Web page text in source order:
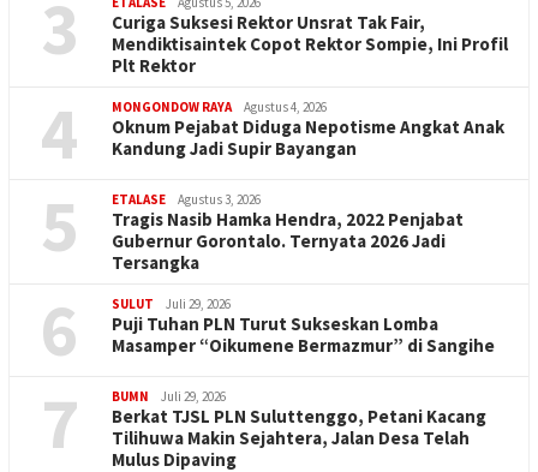
3
Curiga Suksesi Rektor Unsrat Tak Fair,
Mendiktisaintek Copot Rektor Sompie, Ini Profil
Plt Rektor
4 MONGONDOW RAYA Agustus 4, 2026
Oknum Pejabat Diduga Nepotisme Angkat Anak
Kandung Jadi Supir Bayangan
5 ETALASE Agustus 3, 2026
Tragis Nasib Hamka Hendra, 2022 Penjabat
Gubernur Gorontalo. Ternyata 2026 Jadi
Tersangka
6 SULUT Juli 29, 2026
Puji Tuhan PLN Turut Sukseskan Lomba
Masamper “Oikumene Bermazmur” di Sangihe
7 BUMN Juli 29, 2026
Berkat TJSL PLN Suluttenggo, Petani Kacang
Tilihuwa Makin Sejahtera, Jalan Desa Telah
Mulus Dipaving